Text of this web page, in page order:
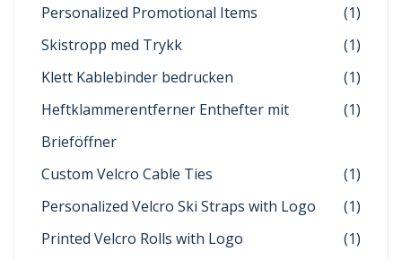
Personalized Promotional Items
(1)
Skistropp med Trykk
(1)
Klett Kablebinder bedrucken
(1)
Heftklammerentferner Enthefter mit
Brieföffner
(1)
Custom Velcro Cable Ties
(1)
Personalized Velcro Ski Straps with Logo
(1)
Printed Velcro Rolls with Logo
(1)